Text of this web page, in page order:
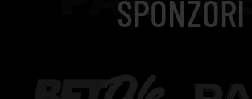
SPONZORI